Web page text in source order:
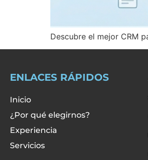
Descubre el mejor CRM
ENLACES RÁPIDOS
Inicio
¿Por qué elegirnos?
Experiencia
Servicios